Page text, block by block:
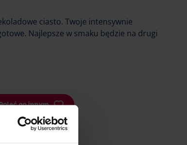
ciasto. Twoje intensywnie
Najlepsze w smaku będzie na drugi
go innym